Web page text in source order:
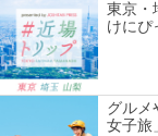
東京・
けにぴ
グルメ
女子旅